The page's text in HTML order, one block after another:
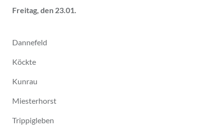
Freitag, den 23.01.
Dannefeld
Köckte
Kunrau
Miesterhorst
Trippigleben